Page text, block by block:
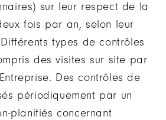
sur leur respect de la
fois par an, selon leur
types de contrôles
des visites sur site par
Des contrôles de
périodiquement par un
planifiés concernant